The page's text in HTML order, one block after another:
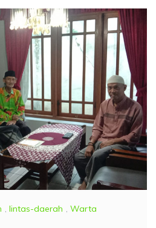
, lintas-daerah , Warta